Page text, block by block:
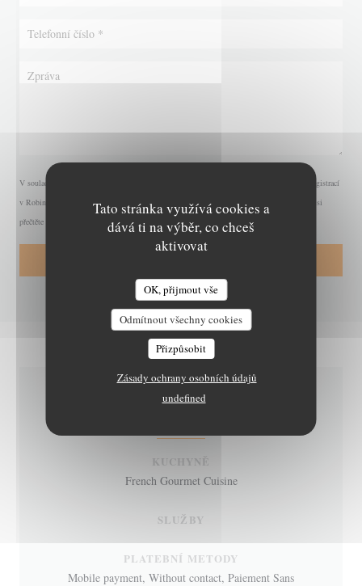
Tato stránka využívá cookies a
dává ti na výběr, co chceš
aktivovat
OK, přijmout vše
Odmítnout všechny cookies
Přizpůsobit
Zásady ochrany osobních údajů
undefined
V souladu se zákonem o ochraně spotřebitele máte právo odmítnout marketingová volání registrací
v Robinsonově seznamu:
robinsonseznam.cz
. Pro více informací o zpracování vašich údajů si
přečtěte naše
zásady ochrany osobních údajů
OBECNÉ INFORMACE
KUCHYNĚ
French Gourmet Cuisine
SLUŽBY
PLATEBNÍ METODY
Mobile payment, Without contact, Paiement Sans